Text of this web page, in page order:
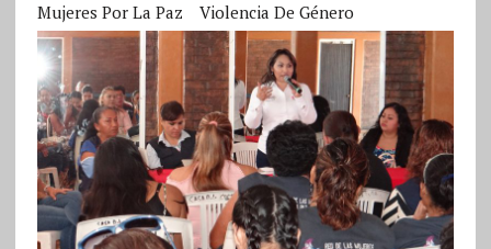
Mujeres Por La Paz
Violencia De Género